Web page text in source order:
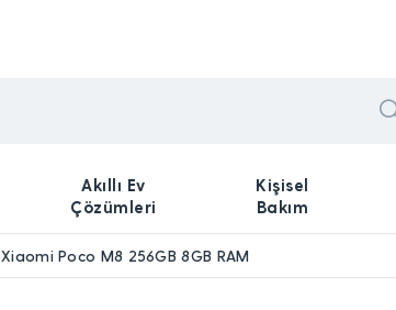
Akıllı Ev
Çözümleri
Kişisel
Bakım
Xiaomi Poco M8 256GB 8GB RAM